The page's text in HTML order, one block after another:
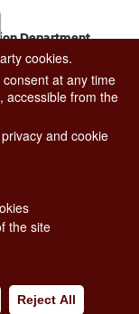
Department.
08
cookies.
at any time
accessible from the
and cookie
the site
Reject All